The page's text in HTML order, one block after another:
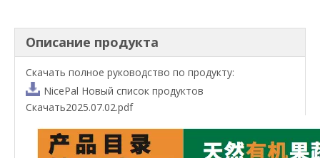
Описание продукта
Скачать полное руководство по продукту:
NicePal Новый список продуктов
Скачать2025.07.02.pdf